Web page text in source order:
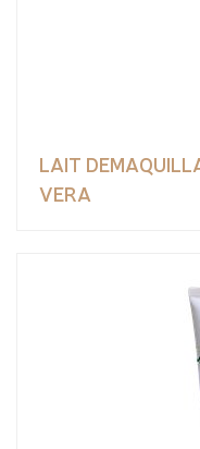
LAIT
VERA